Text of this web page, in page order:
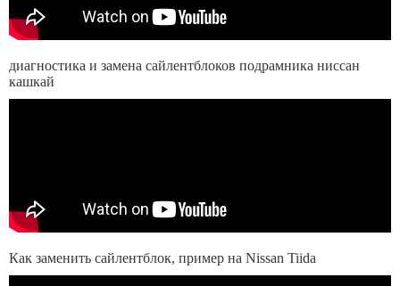
диагностика и замена сайлентблоков подрамника ниссан
кашкай
Как заменить сайлентблок, пример на Nissan Tiida